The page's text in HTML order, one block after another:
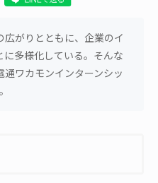
がりとともに、企業のイ
多様化している。そんな
ワカモンインターンシッ